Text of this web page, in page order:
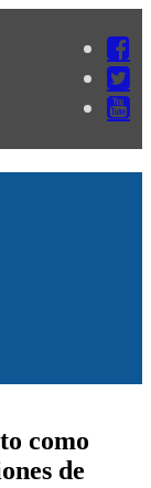
como
de